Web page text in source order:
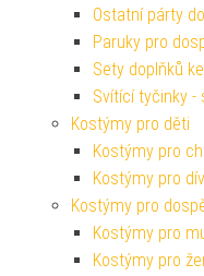
Ostatní párty
Paruky pro
Sety doplňků
Svítící tyčinky -
Kostýmy pro děti
Kostýmy pro
Kostýmy pro
Kostýmy pro
Kostýmy pro
Kostýmy pro